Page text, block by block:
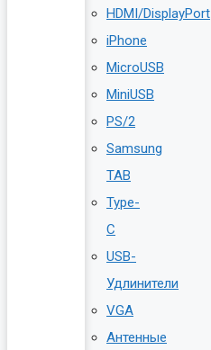
HDMI/DisplayPort
iPhone
MicroUSB
MiniUSB
PS/2
Samsung
TAB
Type-
C
USB-
Удлинители
VGA
Антенные